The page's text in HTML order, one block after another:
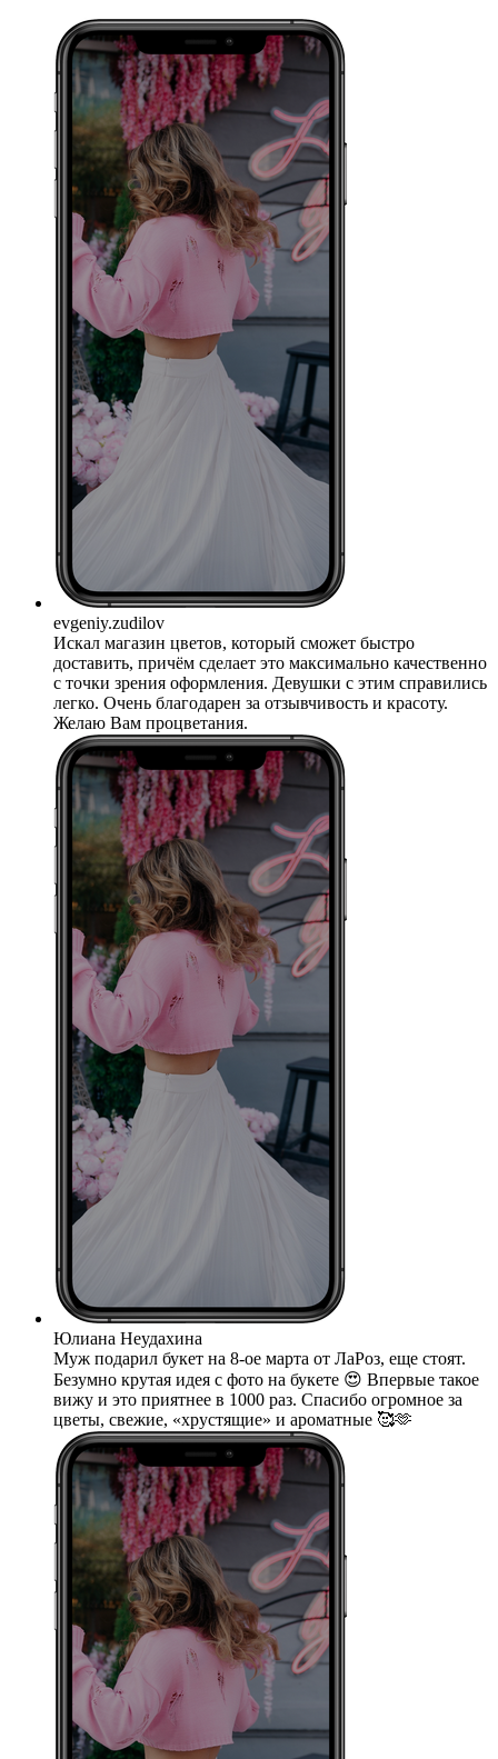
evgeniy.zudilov
Искал магазин цветов, который сможет быстро
доставить, причём сделает это максимально качественно
с точки зрения оформления. Девушки с этим справились
легко. Очень благодарен за отзывчивость и красоту.
Желаю Вам процветания.
Юлиана Неудахина
Муж подарил букет на 8-ое марта от ЛаРоз, еще стоят.
Безумно крутая идея с фото на букете 😍 Впервые такое
вижу и это приятнее в 1000 раз. Спасибо огромное за
цветы, свежие, «хрустящие» и ароматные 🥰🫶